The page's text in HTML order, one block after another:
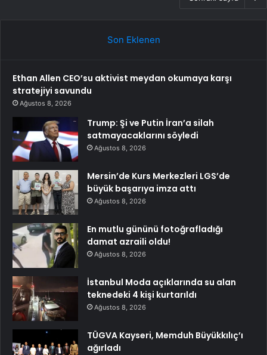
Son Eklenen
Ethan Allen CEO’su aktivist meydan okumaya karşı
stratejiyi savundu
Ağustos 8, 2026
Trump: Şi ve Putin İran’a silah
satmayacaklarını söyledi
Ağustos 8, 2026
Mersin’de Kurs Merkezleri LGS’de
büyük başarıya imza attı
Ağustos 8, 2026
En mutlu gününü fotoğrafladığı
damat azraili oldu!
Ağustos 8, 2026
İstanbul Moda açıklarında su alan
teknedeki 4 kişi kurtarıldı
Ağustos 8, 2026
TÜGVA Kayseri, Memduh Büyükkılıç’ı
ağırladı